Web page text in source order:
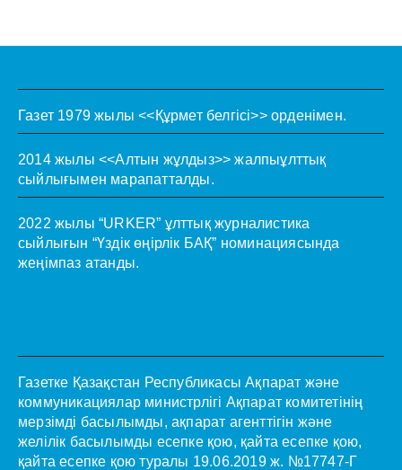
Газет 1979 жылы <<Құрмет белгісі>> орденімен.
2014 жылы <<Алтын жұлдыз>> жалпыұлттық
сыйлығымен марапатталды.
2022 жылы “URKER” ұлттық журналистика
сыйлығын “Үздік өңірлік БАҚ” номинациясында
жеңімпаз атанды.
Газетке Қазақстан Республикасы Ақпарат және
коммуникациялар министрлігі Ақпарат комитетінің
мерзімді басылымды, ақпарат агенттігін және
желілік басылымды есепке қою, қайта есепке қою,
қайта есепке қою туралы 19.06.2019 ж. №17747-Г